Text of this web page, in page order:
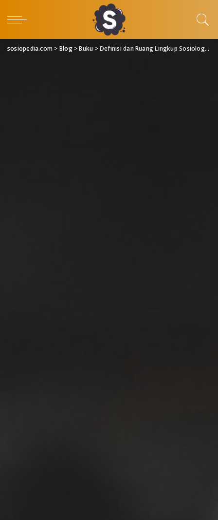
sosiopedia.com > Blog>Buku >Definisi dan Ruang Lingkup Sosiologi Agama